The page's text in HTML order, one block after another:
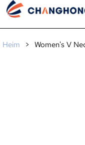
Heim > Women's V